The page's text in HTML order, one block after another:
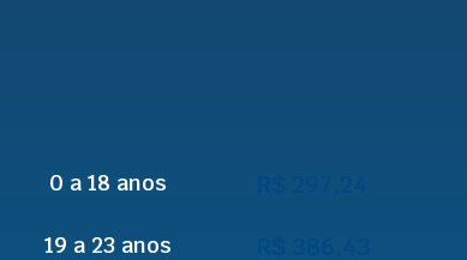
0 a 18 anos
19 a 23 anos